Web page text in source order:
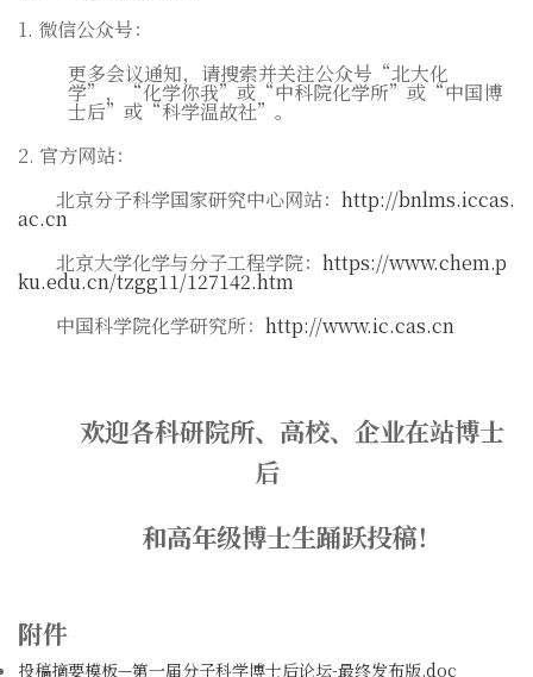
1. 微信公众号：
更多会议通知，请搜索并关注公众号“北大化
学”，“化学你我”或“中科院化学所”或“中国博
士后”或“科学温故社”。
2. 官方网站：
北京分子科学国家研究中心网站： http://bnlms.iccas.
ac.cn
北京大学化学与分子工程学院： https://www.chem.p
ku.edu.cn/tzgg11/127142.htm
中国科学院化学研究所： http://www.ic.cas.cn
欢迎各科研院所、高校、企业在站博士
后
和高年级博士生踊跃投稿！
附件
投稿摘要模板—第一届分子科学博士后论坛-最终发布版.doc